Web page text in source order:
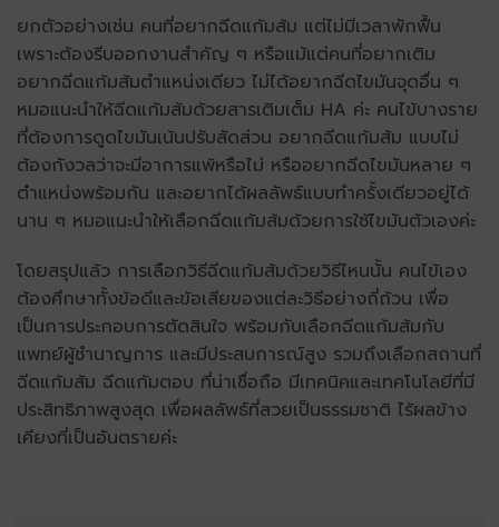
ยกตัวอย่างเช่น คนที่อยากฉีดแก้มส้ม แต่ไม่มีเวลาพักฟื้น
เพราะต้องรีบออกงานสำคัญ ๆ หรือแม้แต่คนที่อยากเติม
อยากฉีดแก้มส้มตำแหน่งเดียว ไม่ได้อยากฉีดไขมันจุดอื่น ๆ
หมอแนะนำให้ฉีดแก้มส้มด้วยสารเติมเต็ม HA ค่ะ คนไข้บางราย
ที่ต้องการดูดไขมันเน้นปรับสัดส่วน อยากฉีดแก้มส้ม แบบไม่
ต้องกังวลว่าจะมีอาการแพ้หรือไม่ หรืออยากฉีดไขมันหลาย ๆ
ตำแหน่งพร้อมกัน และอยากได้ผลลัพธ์แบบทำครั้งเดียวอยู่ได้
นาน ๆ หมอแนะนำให้เลือกฉีดแก้มส้มด้วยการใช้ไขมันตัวเองค่ะ
โดยสรุปแล้ว การเลือกวิธีฉีดแก้มส้มด้วยวิธีไหนนั้น คนไข้เอง
ต้องศึกษาทั้งข้อดีและข้อเสียของแต่ละวิธีอย่างถี่ถ้วน เพื่อ
เป็นการประกอบการตัดสินใจ พร้อมกับเลือกฉีดแก้มส้มกับ
แพทย์ผู้ชำนาญการ และมีประสบการณ์สูง รวมถึงเลือกสถานที่
ฉีดแก้มส้ม ฉีดแก้มตอบ ที่น่าเชื่อถือ มีเทคนิคและเทคโนโลยีที่มี
ประสิทธิภาพสูงสุด เพื่อผลลัพธ์ที่สวยเป็นธรรมชาติ ไร้ผลข้าง
เคียงที่เป็นอันตรายค่ะ